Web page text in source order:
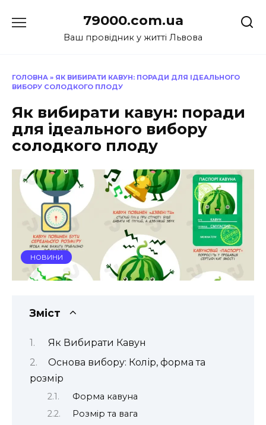
до
79000.com.ua
Ваш провідник у житті Львова
ГОЛОВНА » ЯК ВИБИРАТИ КАВУН: ПОРАДИ ДЛЯ ІДЕАЛЬНОГО
ВИБОРУ СОЛОДКОГО ПЛОДУ
Як вибирати кавун: поради
для ідеального вибору
солодкого плоду
НОВИНИ
Зміст
Як Вибирати Кавун
Основа вибору: Колір, форма та
розмір
Форма кавуна
Розмір та вага